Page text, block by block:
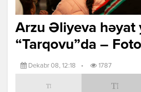
Arzu Əliyeva həyat
“Tarqovu”da –
Dekabr 08, 12:18 • 1787